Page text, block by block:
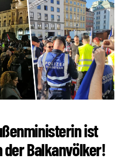
ist
der Balkanvölker!